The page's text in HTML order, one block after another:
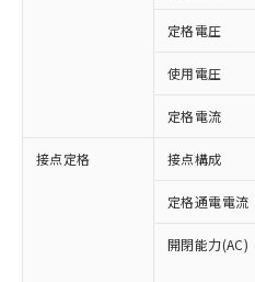
定格電圧
使用電圧
定格電流
接点定格 接点構成
定格通電電流
開閉能力(AC)
ご利用条件
以下の条件をお読みい
ご利用ください。
本サービスは、
商品の当社在庫
(税抜)を提供さ
当社制御機器事
対応予定：EU RoHS
有に対応した製品に切
対応予定なし：EU
非含有に非対応の商品
調査・確認中：EU
非含有の対応状況を
非該当品：ライセン
害物質有無と関係の
仕入先様の事情によ
「○」：最大均質材
基準値以下であるこ
「×」：最大均質材